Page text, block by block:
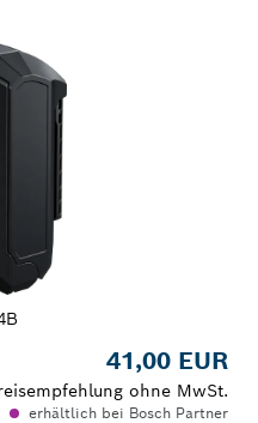
41,00 EUR
ohne MwSt.
erhältlich bei Bosch Partner